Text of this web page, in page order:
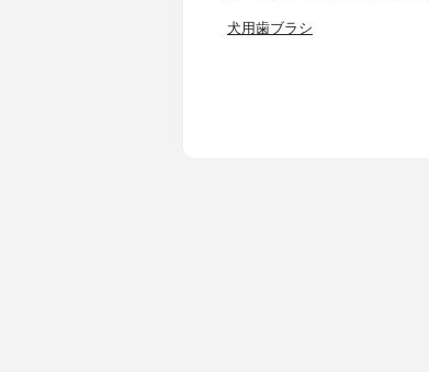
犬用歯ブラシ